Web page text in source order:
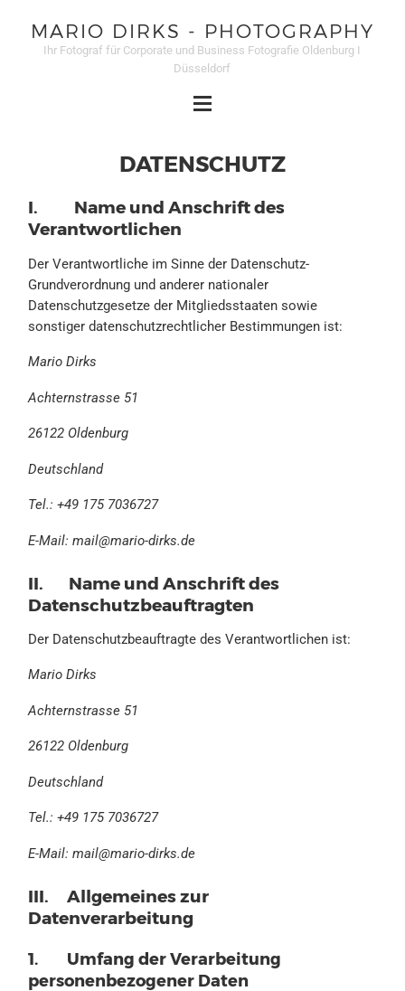
MARIO DIRKS - PHOTOGRAPHY
Ihr Fotograf für Corporate und Business Fotografie Oldenburg I
Düsseldorf
DATENSCHUTZ
I. Name und Anschrift des
Verantwortlichen
Der Verantwortliche im Sinne der Datenschutz-
Grundverordnung und anderer nationaler
Datenschutzgesetze der Mitgliedsstaaten sowie
sonstiger datenschutzrechtlicher Bestimmungen ist:
Mario Dirks
Achternstrasse 51
26122 Oldenburg
Deutschland
Tel.: +49 175 7036727
E-Mail:mail@mario-dirks.de
II. Name und Anschrift des
Datenschutzbeauftragten
Der Datenschutzbeauftragte des Verantwortlichen ist:
Mario Dirks
Achternstrasse 51
26122 Oldenburg
Deutschland
Tel.: +49 175 7036727
E-Mail:mail@mario-dirks.de
III. Allgemeines zur
Datenverarbeitung
1. Umfang der Verarbeitung
personenbezogener Daten